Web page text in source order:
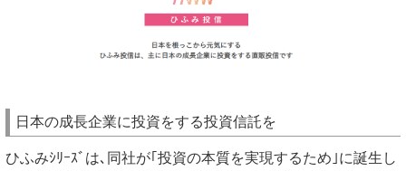
日本の成長企業に投資をする投資信託を
ひふみｼﾘｰｽﾞは､同社が｢投資の本質を実現するため｣に誕生し